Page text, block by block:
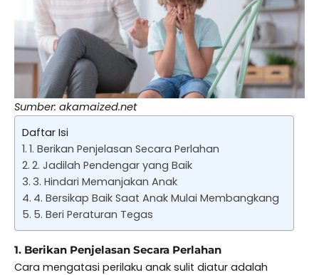
Sumber: akamaized.net
Daftar Isi
1. Berikan Penjelasan Secara Perlahan
2. Jadilah Pendengar yang Baik
3. Hindari Memanjakan Anak
4. Bersikap Baik Saat Anak Mulai Membangkang
5. Beri Peraturan Tegas
1. Berikan Penjelasan Secara Perlahan
Cara mengatasi perilaku anak sulit diatur adalah